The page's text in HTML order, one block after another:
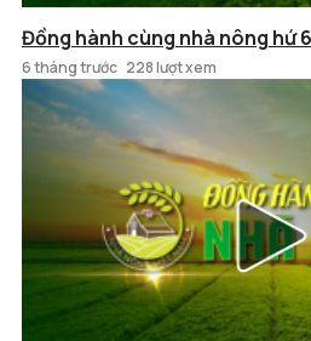
Đồng hành cùng nhà nông hứ
6 tháng trước 228 lượt xem